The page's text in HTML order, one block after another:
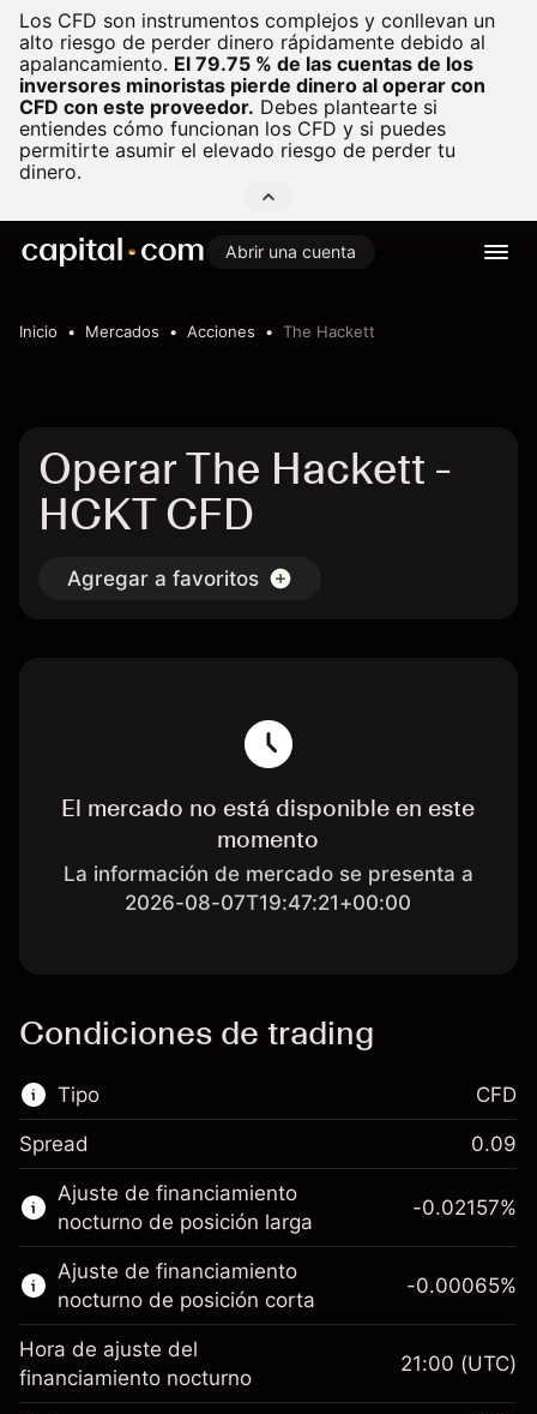
Los CFD son instrumentos complejos y conllevan un
alto riesgo de perder dinero rápidamente debido al
apalancamiento. El 79.75 % de las cuentas de los
inversores minoristas pierde dinero al operar con
CFD con este proveedor. Debes plantearte si
entiendes cómo funcionan los CFD y si puedes
permitirte asumir el elevado riesgo de perder tu
dinero.
Abrir una cuenta
Inicio Mercados Acciones The Hackett
Operar The Hackett -
HCKT CFD
Agregar a favoritos
El mercado no está disponible en este
momento
La información de mercado se presenta a
2026-08-07T19:47:21+00:00
Condiciones de trading
Tipo
Este mercado financiero está disponible para
hacer trading con CFD.
Obtén más información sobre:
CFD
CFD
Spread 0.09
Ajuste de financiamiento
nocturno de posición larga
-0.02157%
Ajuste de financiamiento
nocturno de posición corta
-0.00065%
Hora de ajuste del
financiamiento nocturno
21:00 (UTC)